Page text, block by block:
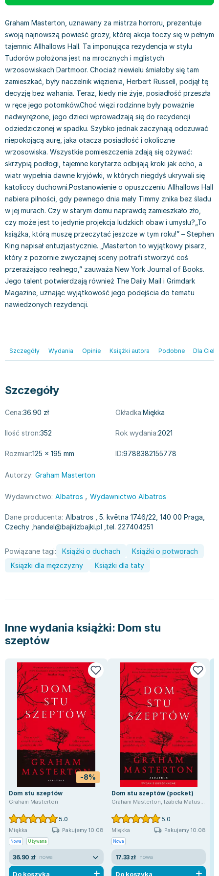
Książki: Prawo konstytucyjne
Książki: Prawo międzynarodowe
Książki: Prawo - orzecznictwo
Książki: Prawo pracy
Książki: Prawo Unii Europejskiej
Teksty aktów prawnych
Książki medyczne i naukowe
Chemia - książki
Książki o fizyce i astronomii
Geografia - książki
Inne
Książki do matematyki
Książki medyczne
Książki do nauk przyrodniczych
Technika, inżynieria, technologia - książki, podręczniki -
nauki ścisłe
Książki do nauk społecznych i humanistycznych
Filologia - książki
Książki filozoficzne
Inne
Kulturoznawstwo, antropologia - książki
Książki o naukach politycznych
Książki pedagogiczne
Psychologia - książki
Socjologia - książki
Książki: Buddyzm
Książki: Chrześcijaństwo
Książki: Judaizm
Inne
Książki: Psychologia, motywacja
Książki: Film, muzyka, teatr
Książki: Historia sztuki
Książki o architekturze
Książki: Sztuka użytkowa
Książki: Sztuki wizualne
Inne
Książki dla dzieci 3-5 lat
Książki: bajki dla dzieci 3-5 lat
Kolorowanki i książki do naklejania 3-5 lat
Książki do nauki języków obcych 3-5 lat
Książki do nauki pisania i liczenia 3-5 lat
Książki grające, z puzzlami i magnesami 3-5 lat
Kreatywne i aktywizujące książki dla dzieci 3-5 lat
Poznawanie świata dla dzieci 3-5 lat - książki
Książki o zainteresowaniach dla dzieci 3-5 lat
Książki dla dzieci 6-8 lat
Książki do nauki czytania 6-8 lat
Książki do nauki języków obcych 6-8 lat
Książki do nauki pisania i liczenia 6-8 lat
Kreatywne i aktywizujące książki dla dzieci 6-8 lat
Literatura dla dzieci 6-8 lat
Poznawanie świata dla dzieci 6-8 lat - książki
Książki o zainteresowaniach dla dzieci 6-8 lat
Książki dla dzieci 9-12 lat
Książki edukacyjne dla dzieci 9-12 lat
Literatura dla dzieci 9-12 lat
Poznawanie świata dla dzieci 9-12 lat - książki
Książki o zainteresowaniach dla dzieci 9-12 lat
Książki dla młodzieży
Literatura dla młodzieży
Literatura popularno-naukowa
Lektury do gimnazjów i szkół średnich
Lektury do szkoły podstawowej
Bibliotekoznawstwo - książki
Książki do filologii - szkoły wyższe
Nauki historyczne - książki
Książki o naukach politycznych dla studentów
Książki do nauk społecznych dla studentów
Prawo - książki dla studentów
Technologia żywności - książki
Zarządzanie i marketing - książki
Podręczniki dla nauczycieli - metodyka
Repetytoria, testy i materiały pomocnicze
Książki: Zdrowie
Kuchnia i diety - książki
Autorskie książki kucharskie
Ciasta, desery, wypieki - książki
Diety, zdrowe żywienie - książki
Książki kucharskie
Kuchnia polska - książki
Napoje - książki
Książki: Poradniki
Inne
Książki: Dom, ogród - poradniki
Książki: Hobby - poradniki
Książki: Moda, uroda, savoir vivre - poradniki
Książki pamiątkowe
Pozostałe książki
Dean Koontz
Andrzej Sapkowski
Stephenie Meyer
Robert Ludlum
Maria Czubaszek
Nora Roberts
Mario Vargas Llosa
Katarzyna Grochola
Ewa Nowak
Robin Cook
Carlos Ruiz Zafon
Konrad Gaca
Jodi Picoult
Dorota Terakowska
Abbi Glines
Alfred Szklarski
Stefan Żeromski
Henryk Sienkiewicz
Juliusz Słowacki
Jacek Piekara
Meg Cabot
James Rollins
Maria Konopnicka
Paulo Coelho
Graham Masterton
Astrid Lindgren
Federico Moccia
Katarzyna Michalak
Dan Brown
Bolesław Prus
Wanda Chotomska
Clive Staples Lewis
Martyna Wojciechowska
Melissa De la Cruz
Jaś Kapela
Agatha Christie
Joanna Jabłczyńska
Piotr Kościelny
Zygmunt Freud
Agata Passent
Michel Moran
Maciej Orłoś
Jo Nesbo
Katarzyna Miller
Antoine de Saint Exupery
Lew Tołstoj
Mark Twain
Marcin Meller
Paulina Młynarska
Jarosław Sokołowski
Piotr Latocha
Michael Scott
Piotr Semka
Jarosław Iwaszkiewicz
Graham Masterton, uznawany za mistrza horroru, prezentuje
swoją najnowszą powieść grozy, której akcja toczy się w pełnym
tajemnic Allhallows Hall. Ta imponująca rezydencja w stylu
Tudorów położona jest na mrocznych i mglistych
wrzosowiskach Dartmoor. Chociaż niewielu śmiałoby się tam
zamieszkać, były naczelnik więzienia, Herbert Russell, podjął tę
decyzję bez wahania. Teraz, kiedy nie żyje, posiadłość przeszła
w ręce jego potomków.Choć więzi rodzinne były poważnie
nadwyrężone, jego dzieci wprowadzają się do recydencji
odziedziczonej w spadku. Szybko jednak zaczynają odczuwać
niepokojącą aurę, jaka otacza posiadłość i okoliczne
wrzosowiska. Wszystkie pomieszczenia zdają się ożywać:
skrzypią podłogi, tajemne korytarze odbijają kroki jak echo, a
wiatr wypełnia dawne kryjówki, w których niegdyś ukrywali się
katoliccy duchowni.Postanowienie o opuszczeniu Allhallows Hall
nabiera pilności, gdy pewnego dnia mały Timmy znika bez śladu
w jej murach. Czy w starym domu naprawdę zamieszkało zło,
czy może jest to jedynie projekcja ludzkich obaw i umysłu?„To
książka, którą muszę przeczytać jeszcze w tym roku!” – Stephen
King napisał entuzjastycznie. „Masterton to wyjątkowy pisarz,
który z pozornie zwyczajnej sceny potrafi stworzyć coś
przerażająco realnego,” zauważa New York Journal of Books.
Jego talent potwierdzają również The Daily Mail i Grimdark
Magazine, uznając wyjątkowość jego podejścia do tematu
nawiedzonych rezydencji.
Szczegóły Wydania Opinie Książki autora Podobne Dla
Szczegóły
Cena:36.90 zł Okładka:Miękka
Ilość stron:352 Rok wydania:2021
Rozmiar:125 × 195 mm ID:9788382155778
Autorzy: Graham Masterton
Wydawnictwo: Albatros , Wydawnictwo Albatros
Dane producenta: Albatros
, 5. května 1746/22, 140 00 Praga,
Czechy handel@bajkizbajki.pl tel. 227404251
Powiązane tagi: Książki o duchach
Książki o potworach
Książki dla mężczyzny
Książki dla taty
Inne wydania książki: Dom stu
szeptów
-8%
Dom stu szeptów
Graham Masterton
5.0
Miękka Pakujemy 10.08
Nowa Używana
36.90 zł nowa
Do koszyka
Dom stu szeptów (pocket)
Graham Masterton, Izabela Matuszewska
5.0
Miękka Pakujemy 10.08
Nowa
17.33 zł nowa
Do koszyka